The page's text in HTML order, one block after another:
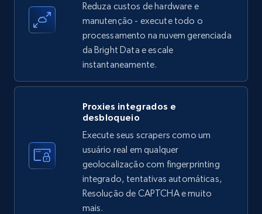
Title, Seller name, Brand, Description, Initial
price, Currency, Availability, Reviews count, and
more.
5.7K+ Comece grátis
LinkedIn company information
ID, Name, Country code, Locations, Followers,
Employees in linkedin, About, Specialties, and
more.
3.5K+ Comece grátis
Reduza custos de hardware e
manutenção - execute todo o
processamento na nuvem gerenciada
da Bright Data e escale
instantaneamente.
Proxies integrados e
desbloqueio
Execute seus scrapers como um
usuário real em qualquer
geolocalização com fingerprinting
integrado, tentativas automáticas,
Resolução de CAPTCHA e muito
mais.